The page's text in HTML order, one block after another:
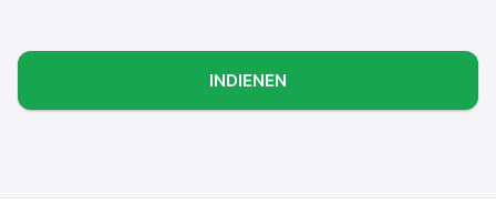
INDIENEN